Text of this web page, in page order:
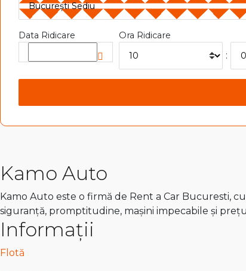
Data Ridicare Ora Ridicare
:
Kamo Auto
Kamo Auto este o firmă de Rent a Car Bucuresti,
siguranță, promptitudine, mașini impecabile și
Informații
Flotă